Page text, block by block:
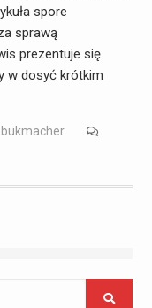
spore
sprawą
prezentuje się
w dosyć krótkim
bukmacher